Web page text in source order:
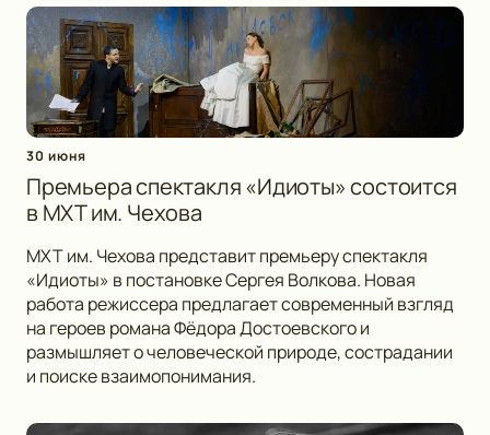
30 июня
Премьера спектакля «Идиоты» состоится
в МХТ им. Чехова
МХТ им. Чехова представит премьеру спектакля
«Идиоты» в постановке Сергея Волкова. Новая
работа режиссера предлагает современный взгляд
на героев романа Фёдора Достоевского и
размышляет о человеческой природе, сострадании
и поиске взаимопонимания.